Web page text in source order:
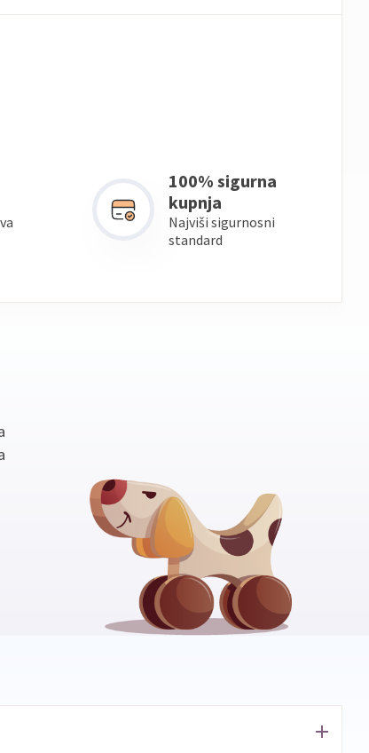
100% sigurna
kupnja
Najviši sigurnosni
standard